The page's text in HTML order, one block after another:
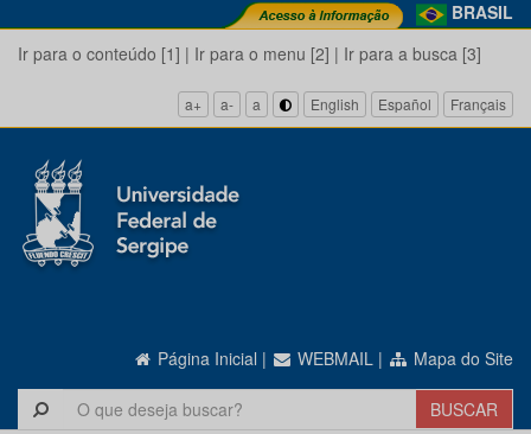
BRASIL
Ir para o conteúdo [1] | Ir para o menu [2] | Ir para a busca [3]
a+ a- a English Español Français
Página Inicial | WEBMAIL | Mapa do Site